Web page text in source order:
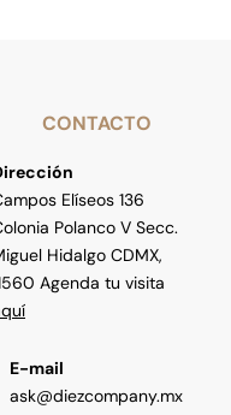
CONTACTO
Elíseos 136
Polanco V Secc.
Hidalgo CDMX,
Agenda tu visita
E-mail
ask@diezcompany.mx